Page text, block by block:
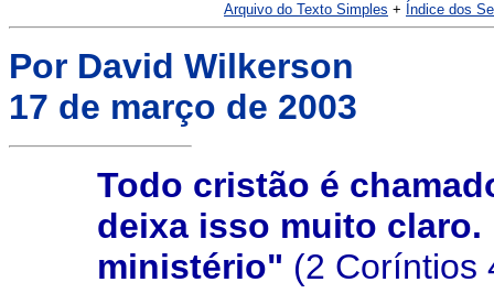
Arquivo do Texto Simples + Índice dos
Por David Wilkerson
17 de março de 2003
Todo cristão é
deixa isso muito
ministério" (2 Coríntios